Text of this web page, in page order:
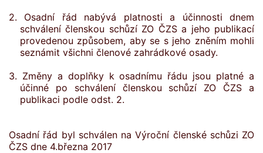
2. Osadní řád nabývá platnosti a účinnosti dnem
schválení členskou schůzí ZO ČZS a jeho publikací
provedenou způsobem, aby se s jeho zněním mohli
seznámit všichni členové zahrádkové osady.
3. Změny a doplňky k osadnímu řádu jsou platné a
účinné po schválení členskou schůzí ZO ČZS a
publikaci podle odst. 2.
Osadní řád byl schválen na Výroční členské schůzi ZO
ČZS dne 4.března 2017